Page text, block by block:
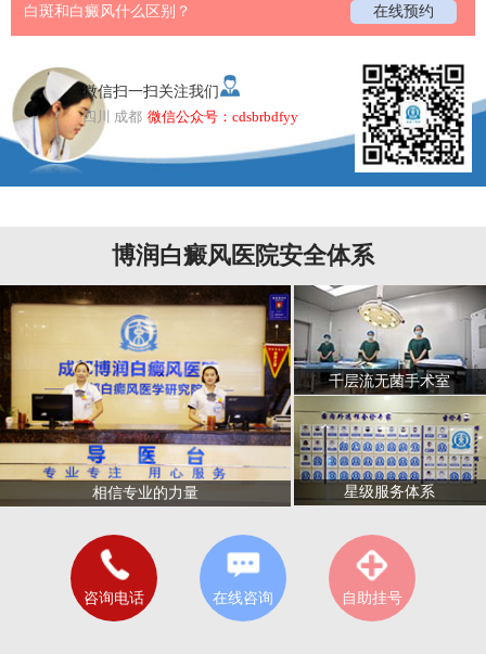
白斑和白癜风什么区别？ 在线预约
微信扫一扫关注我们
四川 成都 微信公众号：cdsbrbdfyy
博润白癜风医院安全体系
相信专业的力量
千层流无菌手术室
星级服务体系
咨询电话 在线咨询 自助挂号